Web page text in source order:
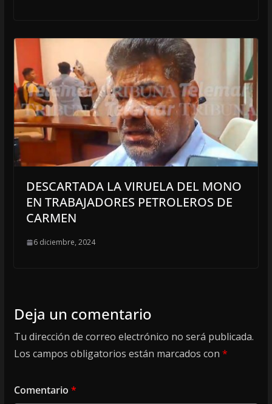
DESCARTADA LA VIRUELA DEL MONO
EN TRABAJADORES PETROLEROS DE
CARMEN
6 diciembre, 2024
Deja un comentario
Tu dirección de correo electrónico no será publicada.
Los campos obligatorios están marcados con *
Comentario *